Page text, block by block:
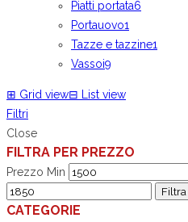
Piatti portata6
Portauovo1
Tazze e tazzine1
Vassoi9
⊞ Grid view⊟
List view
Filtri
Close
FILTRA PER PREZZO
Prezzo Min
Filtra
CATEGORIE